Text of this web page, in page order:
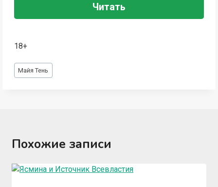
Читать
18+
Метки
записи:
Майя Тень
Похожие записи